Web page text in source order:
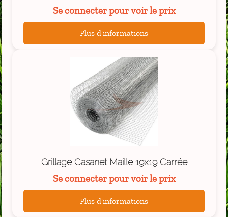
Se connecter pour voir le prix
Plus d'informations
Grillage Casanet Maille 19x19 Carrée
Se connecter pour voir le prix
Plus d'informations